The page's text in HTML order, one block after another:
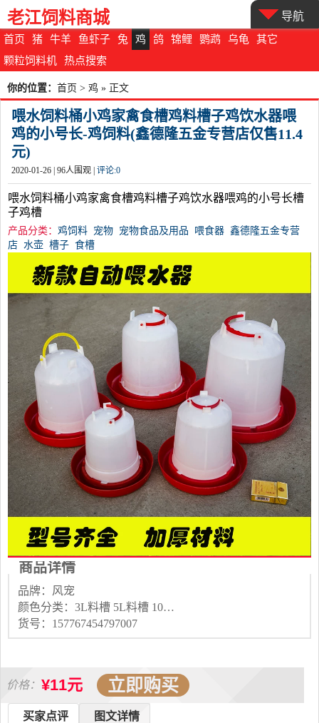
首页 猪 牛羊 鱼虾子 兔 鸡 鸽 锦鲤 鹦鹉 乌龟
其它
颗粒饲料机
热点搜索
老江饲料商城 导航
你的位置： 首页 > 鸡 » 正文
喂水饲料桶小鸡家禽食槽鸡料槽子鸡饮水器喂
鸡的小号长-鸡饲料(鑫德隆五金专营店仅售11.4
元)
2020-01-26 | 96人围观 | 评论:0
喂水饲料桶小鸡家禽食槽鸡料槽子鸡饮水器喂鸡的小号长槽
子鸡槽
产品分类： 鸡饲料 宠物 宠物食品及用品 喂食器 鑫德隆五金专营
店 水壶 槽子 食槽
商品详情
品牌：风宠
颜色分类：3L料槽 5L料槽 10L料槽 2.5L水壶 4L水壶 5L水壶 8L水壶 10L水壶
货号：157767454797007
价格： ¥11元 立即购买
图文详情
买家点评